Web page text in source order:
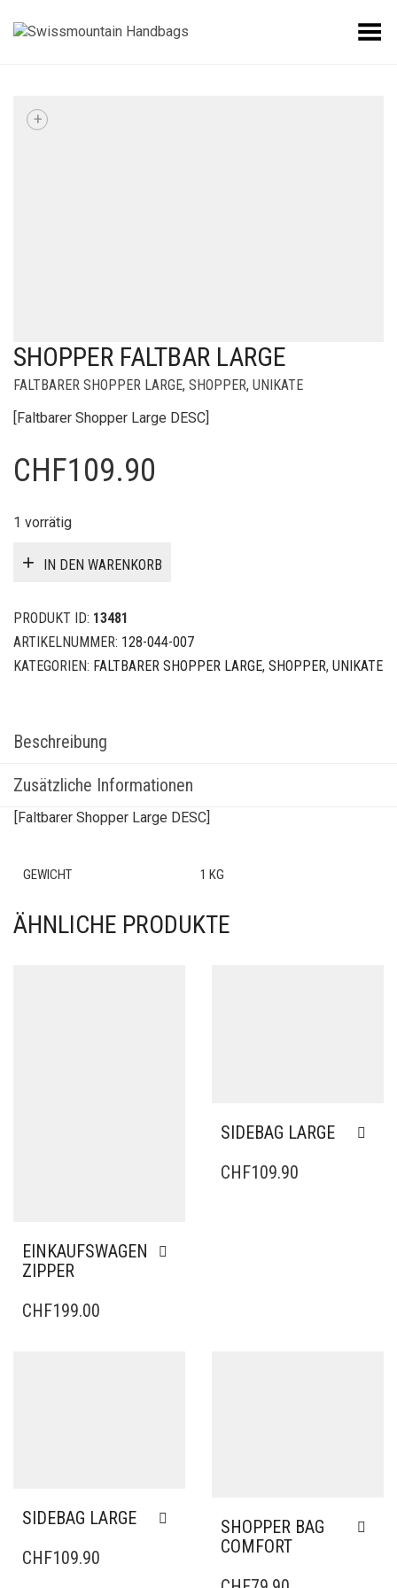
Toggle Menu
+
SHOPPER FALTBAR LARGE
FALTBARER SHOPPER LARGE, SHOPPER, UNIKATE
[Faltbarer Shopper Large DESC]
CHF109.90
1 vorrätig
IN DEN WARENKORB
PRODUKT ID: 13481
ARTIKELNUMMER: 128-044-007
KATEGORIEN: FALTBARER SHOPPER LARGE, SHOPPER, UNIKATE
Beschreibung
Zusätzliche Informationen
[Faltbarer Shopper Large DESC]
GEWICHT 1 KG
ÄHNLICHE PRODUKTE
EINKAUFSWAGEN
ZIPPER
CHF199.00
SIDEBAG LARGE
CHF109.90
SIDEBAG LARGE
CHF109.90
SHOPPER BAG
COMFORT